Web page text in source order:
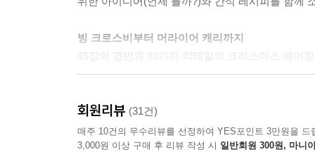
빙 크로스비부터 머라이어 캐리까지
브라운의 펑크 클래식에 맞춰 온몸을 흔들자.
‘트윙클링 라이츠’로 목을 축여도 좋다.
회원리뷰 (31건)
매주 10건의 우수리뷰를 선정하여 YES포인트 3만원을 드
3,000원 이상 구매 후 리뷰 작성 시 일반회원 300원, 마니